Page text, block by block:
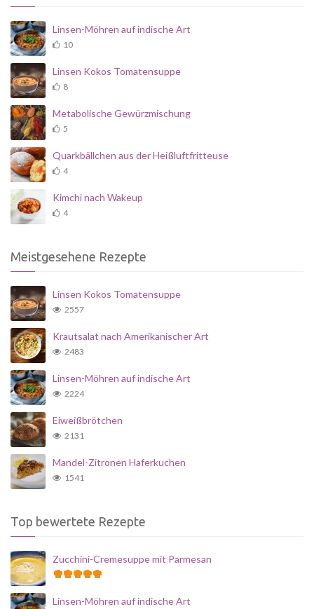
Linsen-Möhren auf indische Art
10
Linsen Kokos Tomatensuppe
8
Metabolische Gewürzmischung
5
Quarkbällchen aus der Heißluftfritteuse
4
Kimchi nach Wakeup
4
Meistgesehene Rezepte
Linsen Kokos Tomatensuppe
2557
Krautsalat nach Amerikanischer Art
2483
Linsen-Möhren auf indische Art
2224
Eiweißbrötchen
2131
Mandel-Zitronen Haferkuchen
1541
Top bewertete Rezepte
Zucchini-Cremesuppe mit Parmesan
Linsen-Möhren auf indische Art